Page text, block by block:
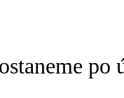
po